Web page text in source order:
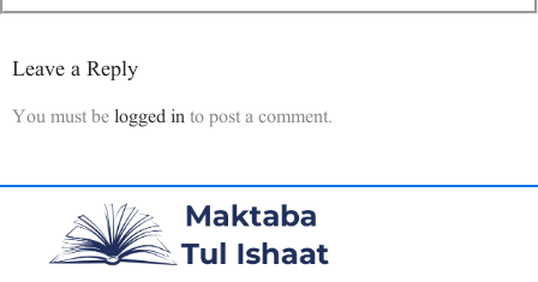
Leave a Reply
You must belogged into post a comment.